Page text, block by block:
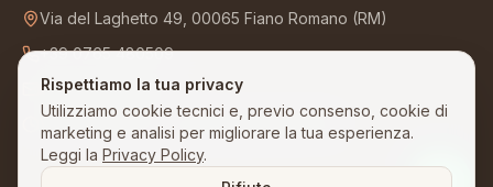
Via del Laghetto 49, 00065 Fiano Romano (RM)
+39 0765 480509
info@villafelicita.it
Visite 7 giorni su 7, senza appuntamento
Rispettiamo la tua privacy
Utilizziamo cookie tecnici e, previo consenso, cookie di
marketing e analisi per migliorare la tua esperienza.
Leggi la Privacy Policy.